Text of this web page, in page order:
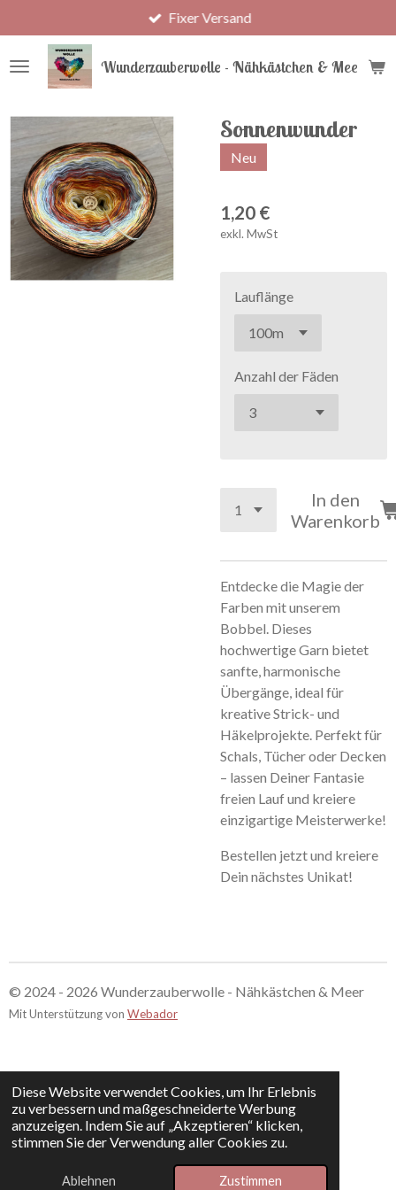
Diese Website verwendet Cookies, um Ihr Erlebnis
zu verbessern und maßgeschneiderte Werbung
anzuzeigen. Indem Sie auf „Akzeptieren“ klicken,
stimmen Sie der Verwendung aller Cookies zu.
Ablehnen Zustimmen
Hauptinhalt
springen
Wunderzauberwolle - Nähkästchen & Meer
Fixer Versand
Sonnenwunder
Neu
1,20 €
exkl. MwSt
Lauflänge
Anzahl der Fäden
In den
Warenkorb
Entdecke die Magie der
Farben mit unserem
Bobbel. Dieses
hochwertige Garn bietet
sanfte, harmonische
Übergänge, ideal für
kreative Strick- und
Häkelprojekte. Perfekt für
Schals, Tücher oder Decken
– lassen Deiner Fantasie
freien Lauf und kreiere
einzigartige Meisterwerke!
Bestellen jetzt und kreiere
Dein nächstes Unikat!
© 2024 - 2026 Wunderzauberwolle - Nähkästchen & Meer
Mit Unterstützung von Webador